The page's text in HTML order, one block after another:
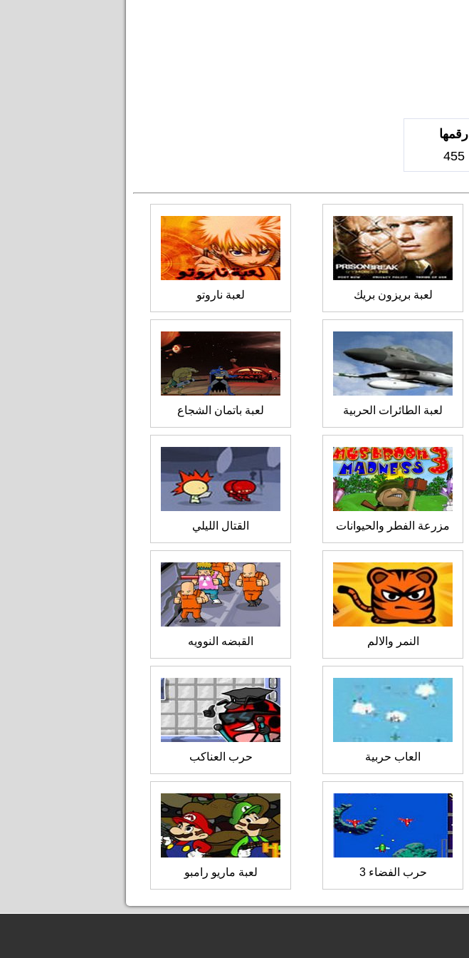
رقمها
455
لعبة بريزون بريك لعبة ناروتو
لعبة الطائرات الحربية لعبة باتمان الشجاع
مزرعة الفطر والحيوانات القتال الليلي
النمر والالم القبضه النوويه
العاب حربية حرب العناكب
حرب الفضاء 3 لعبة ماريو رامبو